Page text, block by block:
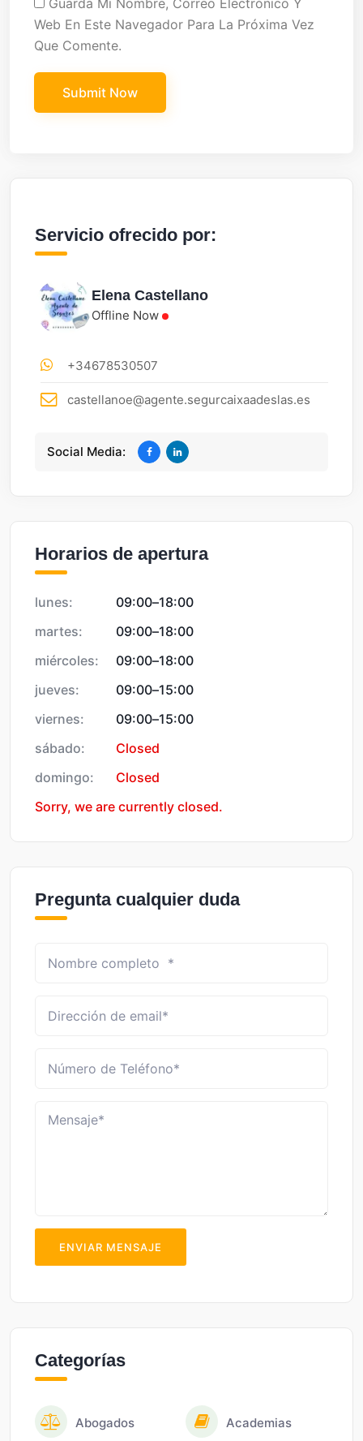
Guarda Mi Nombre, Correo Electrónico Y
Web En Este Navegador Para La Próxima Vez
Que Comente.
Servicio ofrecido por:
Elena Castellano
Offline Now
+34678530507
castellanoe@agente.segurcaixaadeslas.es
Social Media:
Horarios de apertura
lunes: 09:00–18:00
martes:
09:00–18:00
miércoles:
09:00–18:00
jueves:
09:00–15:00
viernes:
09:00–15:00
sábado:
Closed
domingo:
Closed
Sorry, we are currently closed.
Pregunta cualquier duda
ENVIAR MENSAJE
Categorías
Abogados Academias